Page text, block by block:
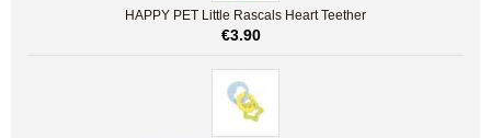
HAPPY PET Little Rascals Heart Teether
€3.90